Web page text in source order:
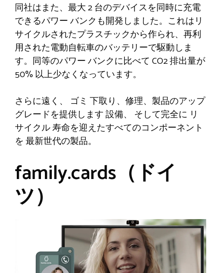
同社はまた、最大 2 台のデバイスを同時に充電
できるパワー バンクも開発しました。これはリ
サイクルされたプラスチックから作られ、再利
用された電動自転車のバッテリーで駆動しま
す。同等のパワー バンクに比べて CO2 排出量が
50% 以上少なくなっています。
さらに遠く、 ゴミ 下取り、修理、製品のアップ
グレードを提供します設備、 そして完全に リ
サイクル寿命を迎えたすべてのコンポーネント
を 最新世代の製品。
family.cards（ドイ
ツ）